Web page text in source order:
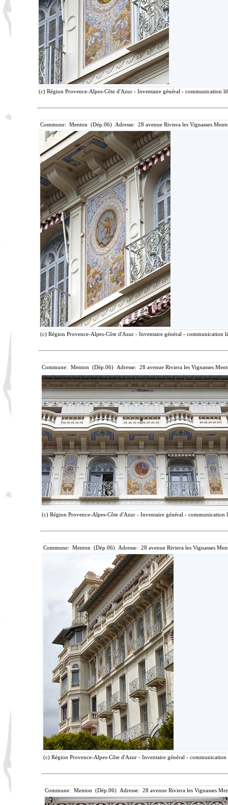
(c) Région Provence-Alpes-Côte d'Azur - Inventaire général - communication
Commune: Menton (Dép.06) Adresse: 28 avenue Riviera les Vignasses
(c) Région Provence-Alpes-Côte d'Azur - Inventaire général - communication
Commune: Menton (Dép.06) Adresse: 28 avenue Riviera les Vignasses
(c) Région Provence-Alpes-Côte d'Azur - Inventaire général -
Commune: Menton (Dép.06) Adresse: 28 avenue Riviera les Vignasses
(c) Région Provence-Alpes-Côte d'Azur - Inventaire général -
Commune: Menton (Dép.06) Adresse: 28 avenue Riviera les Vignasses